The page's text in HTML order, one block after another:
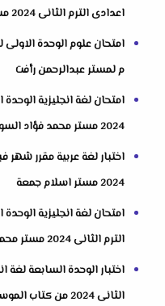
اعدادى الترم الثانى 2024 مستر عمر افراج
م لمستر عبدالرحمن رأفت
امتحان لغة انجليزية الوحدة
2024 مستر محمد فؤاد السواح
اختبار لغة عربية مقرر شهر
2024 مستر اسلام جمعة
امتحان لغة انجليزية
الترم الثانى 2024 مستر محمد فؤاد السواح
اختبار الوحدة السابعة لغة
الثانى 2024 من كتاب الموسوعة